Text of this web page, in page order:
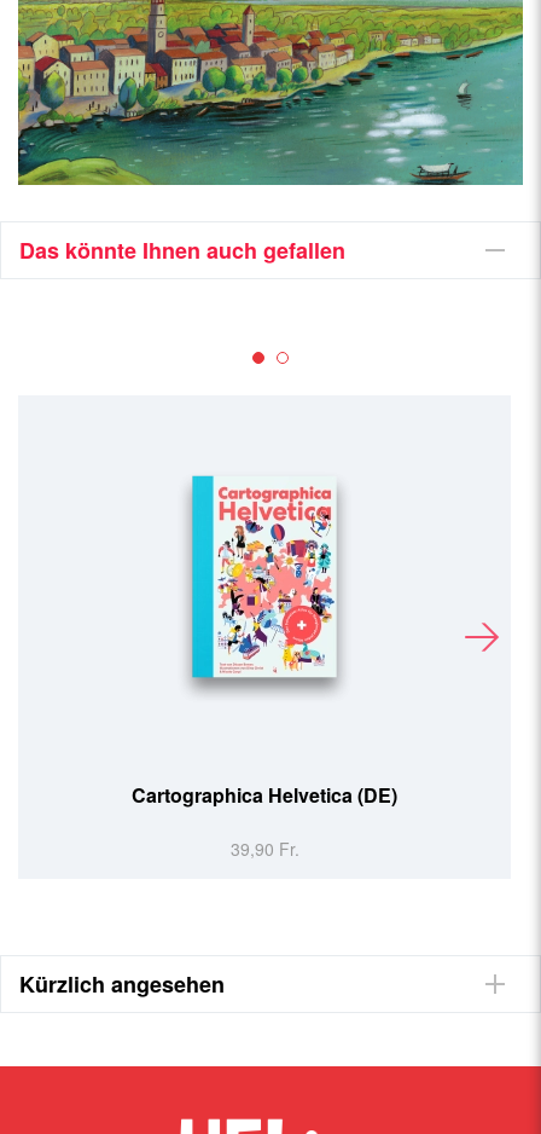
Das könnte Ihnen auch gefallen
Cartographica Helvetica (DE)
39,90 Fr.
Kürzlich angesehen